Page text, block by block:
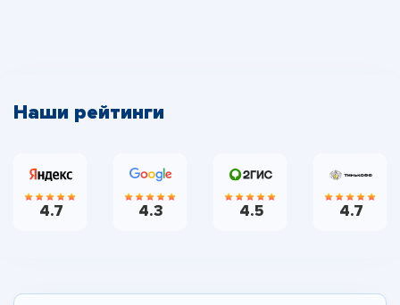
Наши рейтинги
4.7 4.3 4.5 4.7